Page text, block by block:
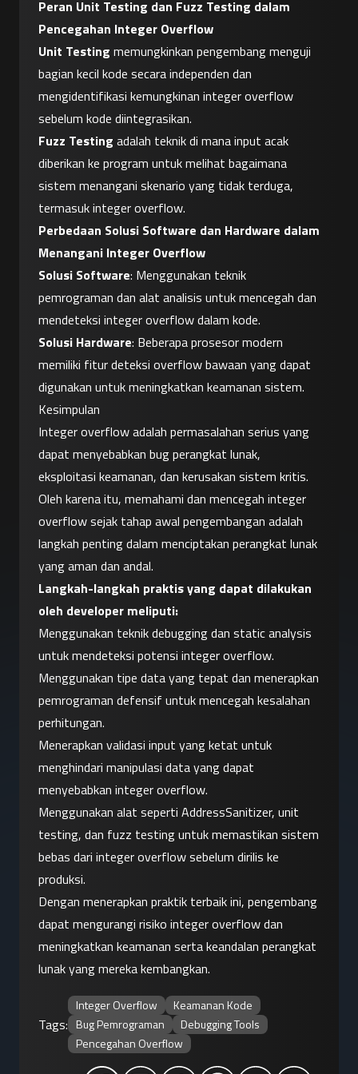
Peran Unit Testing dan Fuzz Testing dalam
Pencegahan Integer Overflow
Unit Testing memungkinkan pengembang menguji
bagian kecil kode secara independen dan
mengidentifikasi kemungkinan integer overflow
sebelum kode diintegrasikan.
Fuzz Testing adalah teknik di mana input acak
diberikan ke program untuk melihat bagaimana
sistem menangani skenario yang tidak terduga,
termasuk integer overflow.
Perbedaan Solusi Software dan Hardware dalam
Menangani Integer Overflow
Solusi Software: Menggunakan teknik
pemrograman dan alat analisis untuk mencegah dan
mendeteksi integer overflow dalam kode.
Solusi Hardware: Beberapa prosesor modern
memiliki fitur deteksi overflow bawaan yang dapat
digunakan untuk meningkatkan keamanan sistem.
Kesimpulan
Integer overflow adalah permasalahan serius yang
dapat menyebabkan bug perangkat lunak,
eksploitasi keamanan, dan kerusakan sistem kritis.
Oleh karena itu, memahami dan mencegah integer
overflow sejak tahap awal pengembangan adalah
langkah penting dalam menciptakan perangkat lunak
yang aman dan andal.
Langkah-langkah praktis yang dapat dilakukan
oleh developer meliputi:
Menggunakan teknik debugging dan static analysis
untuk mendeteksi potensi integer overflow.
Menggunakan tipe data yang tepat dan menerapkan
pemrograman defensif untuk mencegah kesalahan
perhitungan.
Menerapkan validasi input yang ketat untuk
menghindari manipulasi data yang dapat
menyebabkan integer overflow.
Menggunakan alat seperti AddressSanitizer, unit
testing, dan fuzz testing untuk memastikan sistem
bebas dari integer overflow sebelum dirilis ke
produksi.
Dengan menerapkan praktik terbaik ini, pengembang
dapat mengurangi risiko integer overflow dan
meningkatkan keamanan serta keandalan perangkat
lunak yang mereka kembangkan.
Tags:
Integer Overflow
Keamanan Kode
Bug Pemrograman
Debugging Tools
Pencegahan Overflow